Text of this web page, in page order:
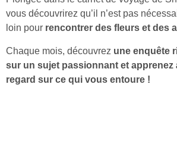
vous découvrirez qu’il n’est pas
loin pour rencontrer des fleurs et des
Chaque mois, découvrez une enquête
sur un sujet passionnant et apprenez
regard sur ce qui vous entoure !